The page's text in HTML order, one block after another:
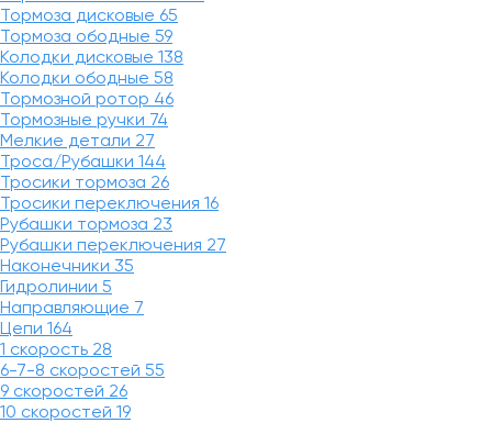
Тормоза дисковые 65
Тормоза ободные 59
Колодки дисковые 138
Колодки ободные 58
Тормозной ротор 46
Тормозные ручки 74
Мелкие детали 27
Троса/Рубашки 144
Тросики тормоза 26
Тросики переключения 16
Рубашки тормоза 23
Рубашки переключения 27
Наконечники 35
Гидролинии 5
Направляющие 7
Цепи 164
1 скорость 28
6-7-8 скоростей 55
9 скоростей 26
10 скоростей 19